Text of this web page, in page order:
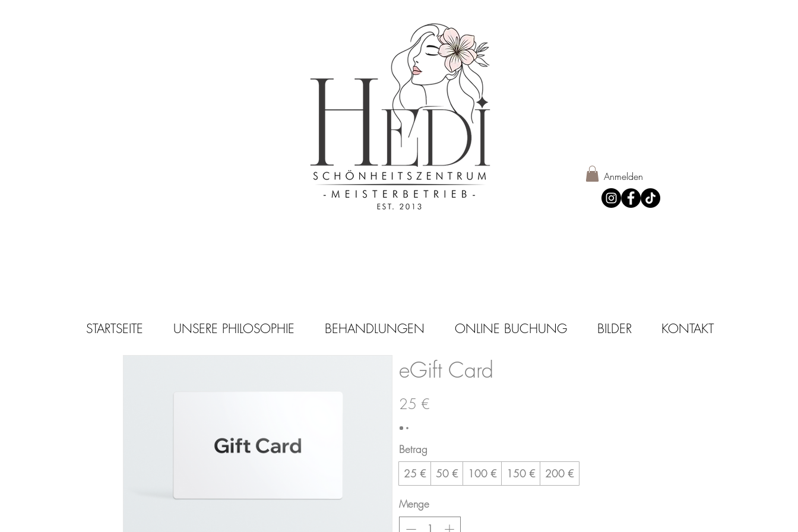
Anmelden
STARTSEITE UNSERE PHILOSOPHIE BEHANDLUNGEN ONLINE BUCHUNG BILDER KONTAKT
eGift Card
25 €
Betrag
25 €
50 € 100 € 150 € 200 €
Menge